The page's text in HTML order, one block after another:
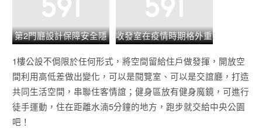
第2門廳設計保障安全隱
收發室在疫情時期格外重
1樓公設不侷限於任何形式，將空間留給住戶做發揮，開放空
間利用高低差做出變化，可以是閱覽室、可以是交誼廳，打造
共同生活空間，串聯住客情誼；健身區放有健身魔鏡，可進行
徒手運動，住在距離水湳5分鐘的地方，跑步就交給中央公園
吧！